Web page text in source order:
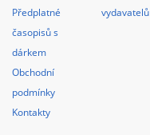
Předplatné
časopisů s
dárkem
Obchodní
podmínky
Kontakty
vydavatelů